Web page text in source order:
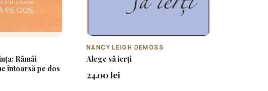
Rămâi
întoarsă pe dos
NANCY LEIGH DEMOSS
Alege să ierți
24.00 lei